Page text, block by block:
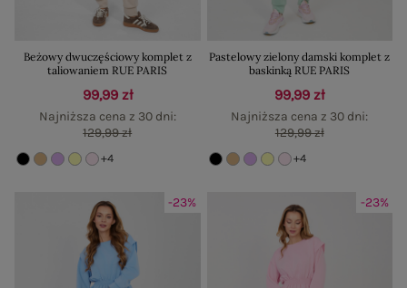
Beżowy dwuczęściowy komplet z
taliowaniem RUE PARIS
99,99 zł
Najniższa cena z 30 dni:
129,99 zł
+4
Pastelowy zielony damski komplet z
baskinką RUE PARIS
99,99 zł
Najniższa cena z 30 dni:
129,99 zł
+4
-23% -23%